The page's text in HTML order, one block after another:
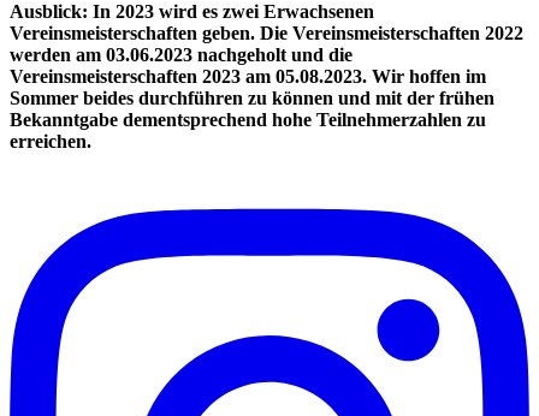
Ausblick: In 2023 wird es zwei Erwachsenen
Vereinsmeisterschaften geben. Die Vereinsmeisterschaften 2022
werden am 03.06.2023 nachgeholt und die
Vereinsmeisterschaften 2023 am 05.08.2023. Wir hoffen im
Sommer beides durchführen zu können und mit der frühen
Bekanntgabe dementsprechend hohe Teilnehmerzahlen zu
erreichen.